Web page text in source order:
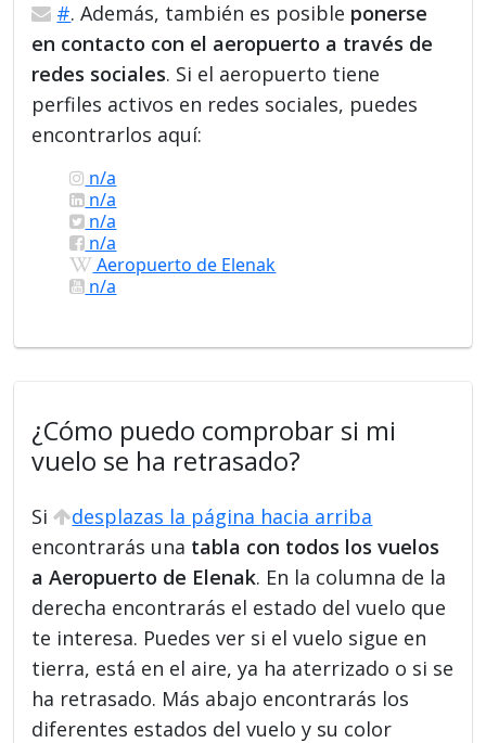
#. Además, también es posible ponerse
en contacto con el aeropuerto a través de
redes sociales. Si el aeropuerto tiene
perfiles activos en redes sociales, puedes
encontrarlos aquí:
n/a
n/a
n/a
n/a
Aeropuerto de Elenak
n/a
¿Cómo puedo comprobar si mi
vuelo se ha retrasado?
Si
desplazas la página hacia arriba
encontrarás una tabla con todos los vuelos
a Aeropuerto de Elenak. En la columna de la
derecha encontrarás el estado del vuelo que
te interesa. Puedes ver si el vuelo sigue en
tierra, está en el aire, ya ha aterrizado o si se
ha retrasado. Más abajo encontrarás los
diferentes estados del vuelo y su color